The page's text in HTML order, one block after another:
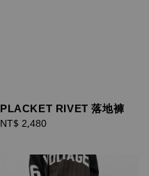
PLACKET RIVET 落地褲
Regular
NT$ 2,480